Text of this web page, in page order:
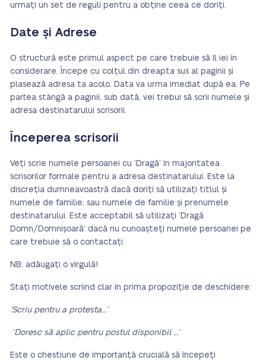
urmați un set de reguli pentru a obține ceea ce doriți.
Date și Adrese
O structură este primul aspect pe care trebuie să îl iei în
considerare. Începe cu colțul din dreapta sus al paginii și
plasează adresa ta acolo. Data va urma imediat după ea. Pe
partea stângă a paginii, sub dată, vei trebui să scrii numele și
adresa destinatarului scrisorii.
Începerea scrisorii
Veți scrie numele persoanei cu ‘Dragă’ în majoritatea
scrisorilor formale pentru a adresa destinatarului. Este la
discreția dumneavoastră dacă doriți să utilizați titlul și
numele de familie, sau numele de familie și prenumele
destinatarului. Este acceptabil să utilizați ‘Dragă
Domn/Domnișoară’ dacă nu cunoașteți numele persoanei pe
care trebuie să o contactați.
NB: adăugați o virgulă!
Stați motivele scriind clar în prima propoziție de deschidere:
‘Scriu pentru a protesta…’
‘Doresc să aplic pentru postul disponibil …’
Este o chestiune de importanță crucială să începeți